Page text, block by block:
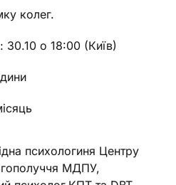
колег.
30.10 о 18:00 (Київ)
психологиня Центру
МДПУ,